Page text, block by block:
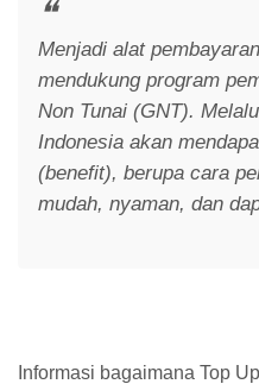
Menjadi alat
mendukung program
Non Tunai (GNT).
Indonesia akan
(benefit), berupa cara
mudah, nyaman, dan
Informasi bagaimana Top